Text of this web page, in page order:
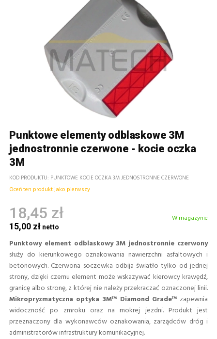
Punktowe elementy odblaskowe 3M
jednostronnie czerwone - kocie oczka
3M
KOD PRODUKTU PUNKTOWE KOCIE OCZKA 3M JEDNOSTRONNE CZERWONE
Oceń ten produkt jako pierwszy
18,45 zł
15,00 zł
W magazynie
Punktowy element odblaskowy 3M jednostronnie czerwony
służy do kierunkowego oznakowania nawierzchni asfaltowych i
betonowych. Czerwona soczewka odbija światło tylko od jednej
strony, dzięki czemu element może wskazywać kierowcy krawędź,
granicę albo stronę, z której nie należy przekraczać oznaczonej linii.
Mikropryzmatyczna optyka 3M™ Diamond Grade™ zapewnia
widoczność po zmroku oraz na mokrej jezdni. Produkt jest
przeznaczony dla wykonawców oznakowania, zarządców dróg i
administratorów infrastruktury komunikacyjnej.